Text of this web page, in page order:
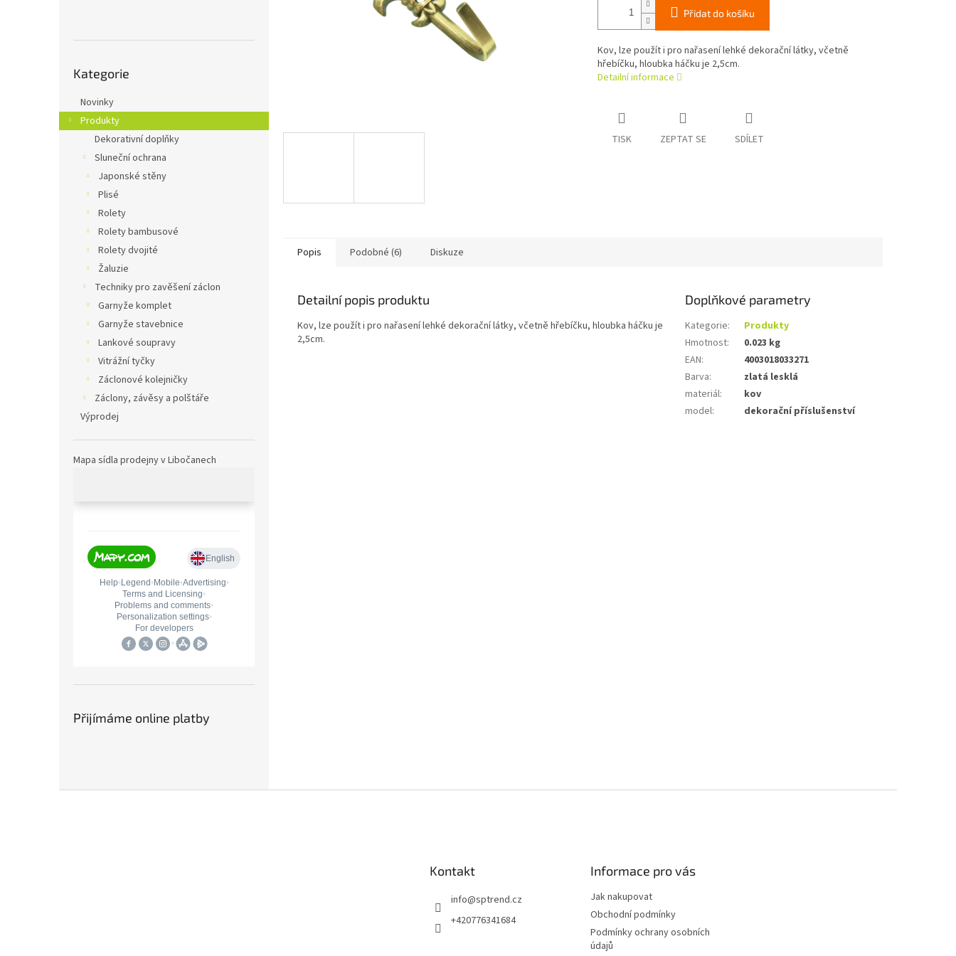
kategorie
Kategorie
Novinky
Produkty
Dekorativní doplňky
Sluneční ochrana
Japonské stěny
Plisé
Rolety
Rolety bambusové
Rolety dvojité
Žaluzie
Techniky pro zavěšení záclon
Garnyže komplet
Garnyže stavebnice
Lankové soupravy
Vitrážní tyčky
Záclonové kolejničky
Záclony, závěsy a polštáře
Výprodej
Mapa sídla prodejny v Libočanech
Přijímáme online platby
Přidat do košíku
Kov, lze použít i pro nařasení lehké dekorační látky, včetně
hřebíčku, hloubka háčku je 2,5cm.
Detailní informace
TISK ZEPTAT SE SDÍLET
Popis Podobné (6) Diskuze
Detailní popis produktu
Kov, lze použít i pro nařasení lehké dekorační látky, včetně hřebíčku, hloubka háčku je
2,5cm.
Doplňkové parametry
Kategorie:
Produkty
Hmotnost:
0.023 kg
EAN:
4003018033271
Barva:
zlatá lesklá
materiál:
kov
model: dekorační příslušenství
Kontakt
info@sptrend.cz
+420776341684
Informace pro vás
Jak nakupovat
Obchodní podmínky
Podmínky ochrany osobních
údajů